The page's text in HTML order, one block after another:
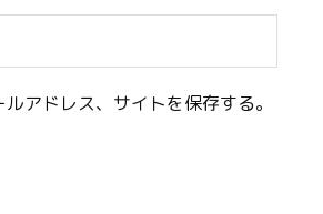
アドレス、サイトを保存する。